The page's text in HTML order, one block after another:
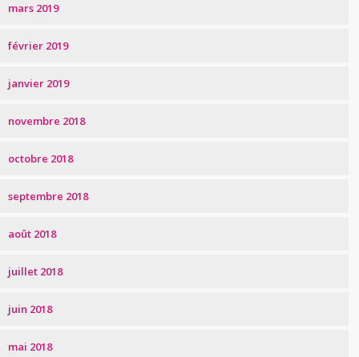
mars 2019
février 2019
janvier 2019
novembre 2018
octobre 2018
septembre 2018
août 2018
juillet 2018
juin 2018
mai 2018